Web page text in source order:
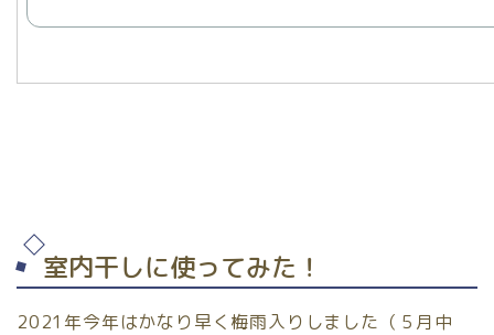
室内干しに使ってみた！
2021年今年はかなり早く梅雨入りしました（５月中